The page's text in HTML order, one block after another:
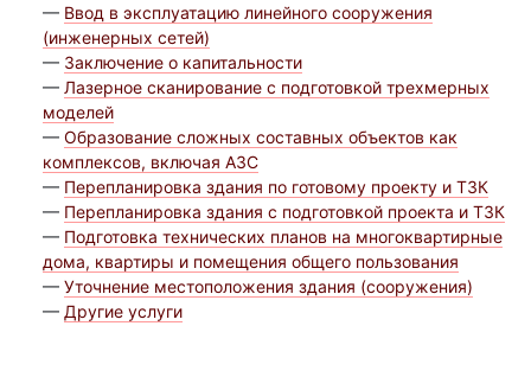
— Ввод в эксплуатацию линейного сооружения
(инженерных сетей)
— Заключение о капитальности
— Лазерное сканирование с подготовкой трехмерных
моделей
— Образование сложных составных объектов как
комплексов, включая АЗС
— Перепланировка здания по готовому проекту и ТЗК
— Перепланировка здания с подготовкой проекта и ТЗК
— Подготовка технических планов на многоквартирные
дома, квартиры и помещения общего пользования
— Уточнение местоположения здания (сооружения)
— Другие услуги